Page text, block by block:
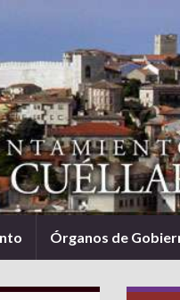
Órganos de